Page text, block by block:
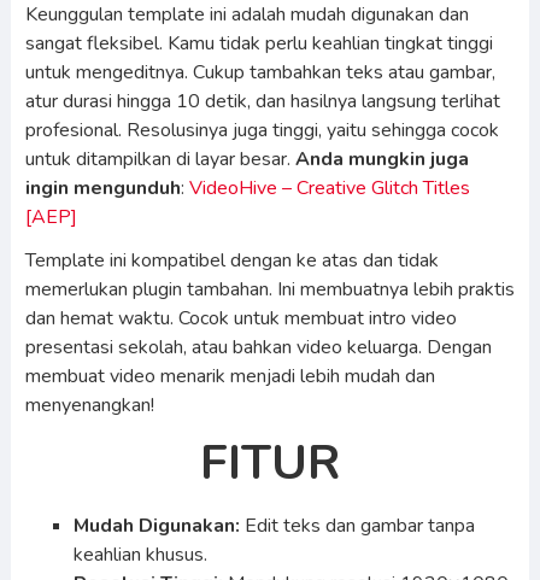
Keunggulan template ini adalah mudah digunakan dan
sangat fleksibel. Kamu tidak perlu keahlian tingkat tinggi
untuk mengeditnya. Cukup tambahkan teks atau gambar,
atur durasi hingga 10 detik, dan hasilnya langsung terlihat
profesional. Resolusinya juga tinggi, yaitu sehingga cocok
untuk ditampilkan di layar besar. Anda mungkin juga
ingin mengunduh: VideoHive – Creative Glitch Titles
[AEP]
Template ini kompatibel dengan ke atas dan tidak
memerlukan plugin tambahan. Ini membuatnya lebih praktis
dan hemat waktu. Cocok untuk membuat intro video
presentasi sekolah, atau bahkan video keluarga. Dengan
membuat video menarik menjadi lebih mudah dan
menyenangkan!
FITUR
Mudah Digunakan: Edit teks dan gambar tanpa
keahlian khusus.